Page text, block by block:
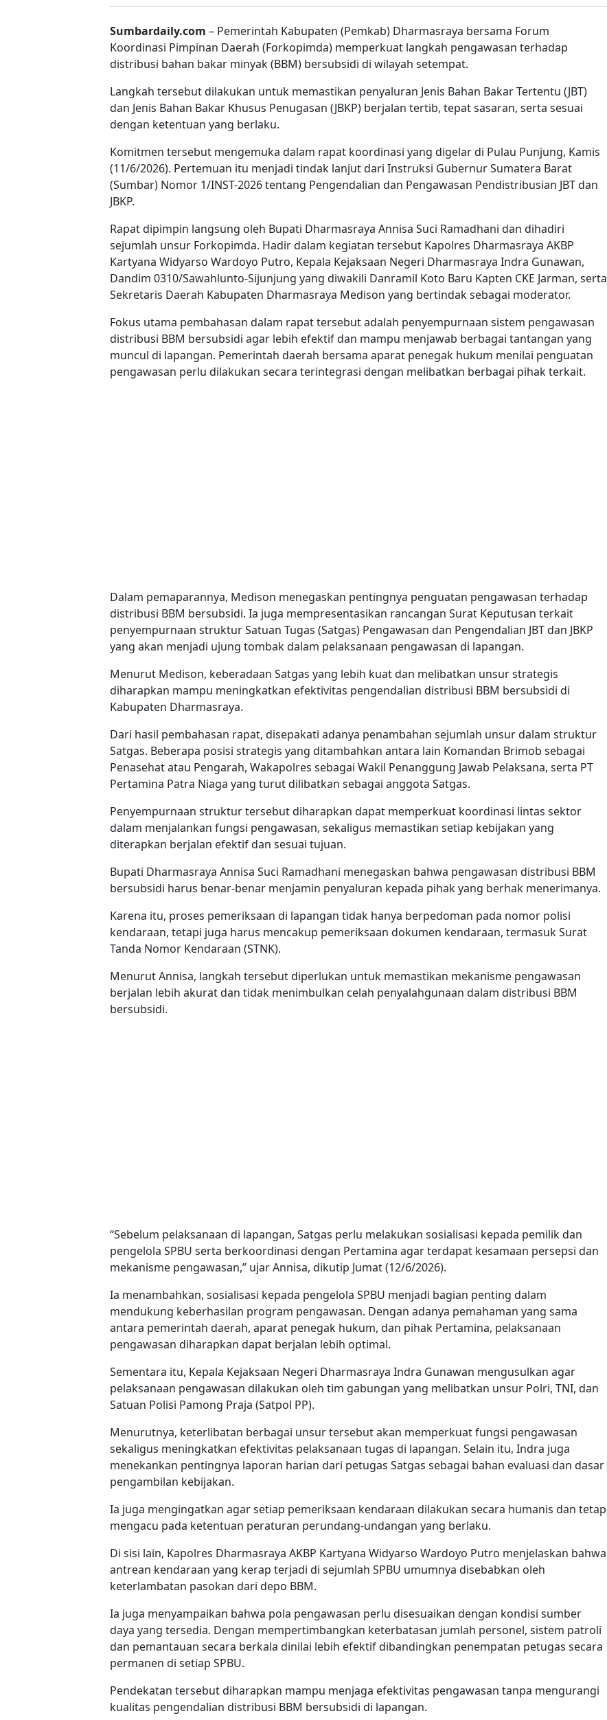
Sumbardaily.com – Pemerintah Kabupaten (Pemkab) Dharmasraya bersama Forum
Koordinasi Pimpinan Daerah (Forkopimda) memperkuat langkah pengawasan terhadap
distribusi bahan bakar minyak (BBM) bersubsidi di wilayah setempat.
Langkah tersebut dilakukan untuk memastikan penyaluran Jenis Bahan Bakar Tertentu (JBT)
dan Jenis Bahan Bakar Khusus Penugasan (JBKP) berjalan tertib, tepat sasaran, serta sesuai
dengan ketentuan yang berlaku.
Komitmen tersebut mengemuka dalam rapat koordinasi yang digelar di Pulau Punjung, Kamis
(11/6/2026). Pertemuan itu menjadi tindak lanjut dari Instruksi Gubernur Sumatera Barat
(Sumbar) Nomor 1/INST-2026 tentang Pengendalian dan Pengawasan Pendistribusian JBT dan
JBKP.
Rapat dipimpin langsung oleh Bupati Dharmasraya Annisa Suci Ramadhani dan dihadiri
sejumlah unsur Forkopimda. Hadir dalam kegiatan tersebut Kapolres Dharmasraya AKBP
Kartyana Widyarso Wardoyo Putro, Kepala Kejaksaan Negeri Dharmasraya Indra Gunawan,
Dandim 0310/Sawahlunto-Sijunjung yang diwakili Danramil Koto Baru Kapten CKE Jarman, serta
Sekretaris Daerah Kabupaten Dharmasraya Medison yang bertindak sebagai moderator.
Fokus utama pembahasan dalam rapat tersebut adalah penyempurnaan sistem pengawasan
distribusi BBM bersubsidi agar lebih efektif dan mampu menjawab berbagai tantangan yang
muncul di lapangan. Pemerintah daerah bersama aparat penegak hukum menilai penguatan
pengawasan perlu dilakukan secara terintegrasi dengan melibatkan berbagai pihak terkait.
Dalam pemaparannya, Medison menegaskan pentingnya penguatan pengawasan terhadap
distribusi BBM bersubsidi. Ia juga mempresentasikan rancangan Surat Keputusan terkait
penyempurnaan struktur Satuan Tugas (Satgas) Pengawasan dan Pengendalian JBT dan JBKP
yang akan menjadi ujung tombak dalam pelaksanaan pengawasan di lapangan.
Menurut Medison, keberadaan Satgas yang lebih kuat dan melibatkan unsur strategis
diharapkan mampu meningkatkan efektivitas pengendalian distribusi BBM bersubsidi di
Kabupaten Dharmasraya.
Dari hasil pembahasan rapat, disepakati adanya penambahan sejumlah unsur dalam struktur
Satgas. Beberapa posisi strategis yang ditambahkan antara lain Komandan Brimob sebagai
Penasehat atau Pengarah, Wakapolres sebagai Wakil Penanggung Jawab Pelaksana, serta PT
Pertamina Patra Niaga yang turut dilibatkan sebagai anggota Satgas.
Penyempurnaan struktur tersebut diharapkan dapat memperkuat koordinasi lintas sektor
dalam menjalankan fungsi pengawasan, sekaligus memastikan setiap kebijakan yang
diterapkan berjalan efektif dan sesuai tujuan.
Bupati Dharmasraya Annisa Suci Ramadhani menegaskan bahwa pengawasan distribusi BBM
bersubsidi harus benar-benar menjamin penyaluran kepada pihak yang berhak menerimanya.
Karena itu, proses pemeriksaan di lapangan tidak hanya berpedoman pada nomor polisi
kendaraan, tetapi juga harus mencakup pemeriksaan dokumen kendaraan, termasuk Surat
Tanda Nomor Kendaraan (STNK).
Menurut Annisa, langkah tersebut diperlukan untuk memastikan mekanisme pengawasan
berjalan lebih akurat dan tidak menimbulkan celah penyalahgunaan dalam distribusi BBM
bersubsidi.
“Sebelum pelaksanaan di lapangan, Satgas perlu melakukan sosialisasi kepada pemilik dan
pengelola SPBU serta berkoordinasi dengan Pertamina agar terdapat kesamaan persepsi dan
mekanisme pengawasan,” ujar Annisa, dikutip Jumat (12/6/2026).
Ia menambahkan, sosialisasi kepada pengelola SPBU menjadi bagian penting dalam
mendukung keberhasilan program pengawasan. Dengan adanya pemahaman yang sama
antara pemerintah daerah, aparat penegak hukum, dan pihak Pertamina, pelaksanaan
pengawasan diharapkan dapat berjalan lebih optimal.
Sementara itu, Kepala Kejaksaan Negeri Dharmasraya Indra Gunawan mengusulkan agar
pelaksanaan pengawasan dilakukan oleh tim gabungan yang melibatkan unsur Polri, TNI, dan
Satuan Polisi Pamong Praja (Satpol PP).
Menurutnya, keterlibatan berbagai unsur tersebut akan memperkuat fungsi pengawasan
sekaligus meningkatkan efektivitas pelaksanaan tugas di lapangan. Selain itu, Indra juga
menekankan pentingnya laporan harian dari petugas Satgas sebagai bahan evaluasi dan dasar
pengambilan kebijakan.
Ia juga mengingatkan agar setiap pemeriksaan kendaraan dilakukan secara humanis dan tetap
mengacu pada ketentuan peraturan perundang-undangan yang berlaku.
Di sisi lain, Kapolres Dharmasraya AKBP Kartyana Widyarso Wardoyo Putro menjelaskan bahwa
antrean kendaraan yang kerap terjadi di sejumlah SPBU umumnya disebabkan oleh
keterlambatan pasokan dari depo BBM.
Ia juga menyampaikan bahwa pola pengawasan perlu disesuaikan dengan kondisi sumber
daya yang tersedia. Dengan mempertimbangkan keterbatasan jumlah personel, sistem patroli
dan pemantauan secara berkala dinilai lebih efektif dibandingkan penempatan petugas secara
permanen di setiap SPBU.
Pendekatan tersebut diharapkan mampu menjaga efektivitas pengawasan tanpa mengurangi
kualitas pengendalian distribusi BBM bersubsidi di lapangan.